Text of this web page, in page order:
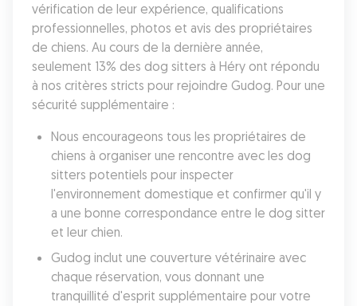
vérification de leur expérience, qualifications
professionnelles, photos et avis des propriétaires
de chiens. Au cours de la dernière année,
seulement 13% des dog sitters à Héry ont répondu
à nos critères stricts pour rejoindre Gudog. Pour une
sécurité supplémentaire :
Nous encourageons tous les propriétaires de
chiens à organiser une rencontre avec les dog
sitters potentiels pour inspecter
l'environnement domestique et confirmer qu'il y
a une bonne correspondance entre le dog sitter
et leur chien.
Gudog inclut une couverture vétérinaire avec
chaque réservation, vous donnant une
tranquillité d'esprit supplémentaire pour votre